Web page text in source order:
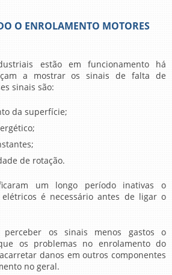
O ENROLAMENTO MOTORES
estão em funcionamento há
a mostrar os sinais de falta de
sinais são:
da superfície;
de rotação.
um longo período inativas o
é necessário antes de ligar o
os sinais menos gastos o
os problemas no enrolamento do
danos em outros componentes
no geral.